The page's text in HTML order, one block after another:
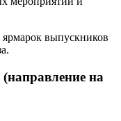
выпускников
на